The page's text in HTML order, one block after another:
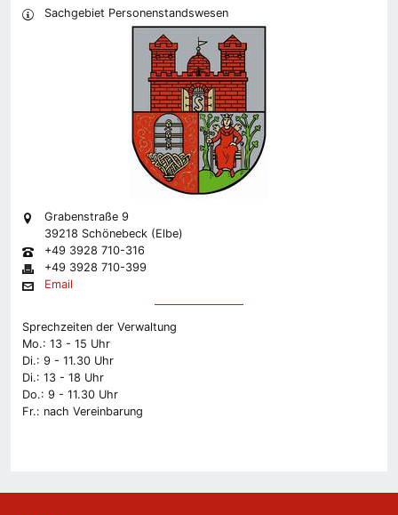
Sachgebiet Personenstandswesen
Grabenstraße 9
39218 Schönebeck (Elbe)
+49 3928 710-316
+49 3928 710-399
Email
Sprechzeiten der Verwaltung
Mo.: 13 - 15 Uhr
Di.: 9 - 11.30 Uhr
Di.: 13 - 18 Uhr
Do.: 9 - 11.30 Uhr
Fr.: nach Vereinbarung